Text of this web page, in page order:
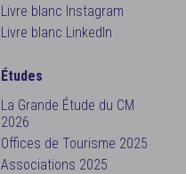
Livre blanc Instagram
Livre blanc LinkedIn
Études
La Grande Étude du CM
2026
Offices de Tourisme 2025
Associations 2025